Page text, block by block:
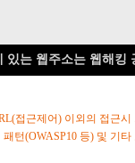
있는 웹주소는 웹해킹
접근제어) 이외의 접근시
패턴(OWASP10 등) 및 기